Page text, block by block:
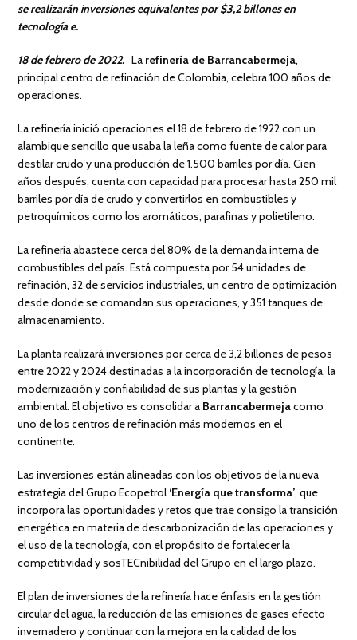
se realizarán inversiones equivalentes por $3,2 billones en
tecnología e.
18 de febrero de 2022. La refinería de Barrancabermeja,
principal centro de refinación de Colombia, celebra 100 años de
operaciones.
La refinería inició operaciones el 18 de febrero de 1922 con un
alambique sencillo que usaba la leña como fuente de calor para
destilar crudo y una producción de 1.500 barriles por día. Cien
años después, cuenta con capacidad para procesar hasta 250 mil
barriles por día de crudo y convertirlos en combustibles y
petroquímicos como los aromáticos, parafinas y polietileno.
La refinería abastece cerca del 80% de la demanda interna de
combustibles del país. Está compuesta por 54 unidades de
refinación, 32 de servicios industriales, un centro de optimización
desde donde se comandan sus operaciones, y 351 tanques de
almacenamiento.
La planta realizará inversiones por cerca de 3,2 billones de pesos
entre 2022 y 2024 destinadas a la incorporación de tecnología, la
modernización y confiabilidad de sus plantas y la gestión
ambiental. El objetivo es consolidar a Barrancabermejacomo
uno de los centros de refinación más modernos en el
continente.
Las inversiones están alineadas con los objetivos de la nueva
estrategia del Grupo Ecopetrol ‘Energía que transforma’, que
incorpora las oportunidades y retos que trae consigo la transición
energética en materia de descarbonización de las operaciones y
el uso de la tecnología, con el propósito de fortalecer la
competitividad y sosTECnibilidad del Grupo en el largo plazo.
El plan de inversiones de la refinería hace énfasis en la gestión
circular del agua, la reducción de las emisiones de gases efecto
invernadero y continuar con la mejora en la calidad de los